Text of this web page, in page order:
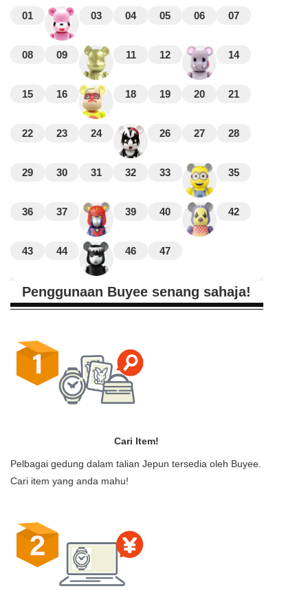
01 03 04 05 06 07
08 09 11 12 14
15 16 18 19 20 21
22 23 24 26 27 28
29 30 31 32 33 35
36 37 39 40 42
43 44 46 47
Penggunaan Buyee senang sahaja!
Cari Item!
Pelbagai gedung dalam talian Jepun tersedia oleh Buyee.
Cari item yang anda mahu!